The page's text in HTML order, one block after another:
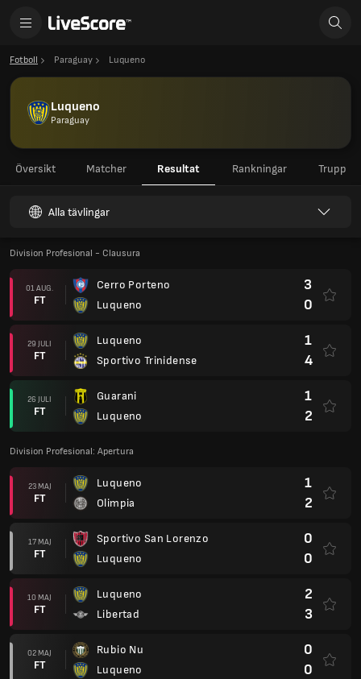
Fotboll Paraguay Luqueno
Luqueno
Paraguay
Översikt Matcher Resultat Rankningar Trupp
Alla tävlingar
Division Profesional - Clausura
01 AUG.
FT
Cerro Porteno
Luqueno
3
0
29 JULI
FT
Luqueno
Sportivo Trinidense
1
4
26 JULI
FT
Guarani
Luqueno
1
2
Division Profesional: Apertura
23 MAJ
FT
Luqueno
Olimpia
1
2
17 MAJ
FT
Sportivo San Lorenzo
Luqueno
0
0
10 MAJ
FT
Luqueno
Libertad
2
3
02 MAJ
FT
Rubio Nu
Luqueno
0
0